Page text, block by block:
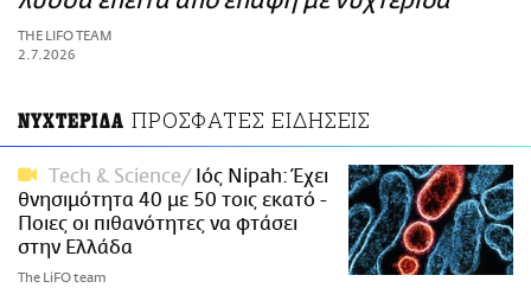
ΑΜΠΑ
PRINT
THE LIFO TEAM
2.7.2026
ΝΥΧΤΕΡΙΔΑ ΠΡΟΣΦΑΤΕΣ ΕΙΔΗΣΕΙΣ
Τech & Science
Ιός Nipah: Έχει
θνησιμότητα 40 με 50 τοις εκατό -
Ποιες οι πιθανότητες να φτάσει
στην Ελλάδα
The LiFO team